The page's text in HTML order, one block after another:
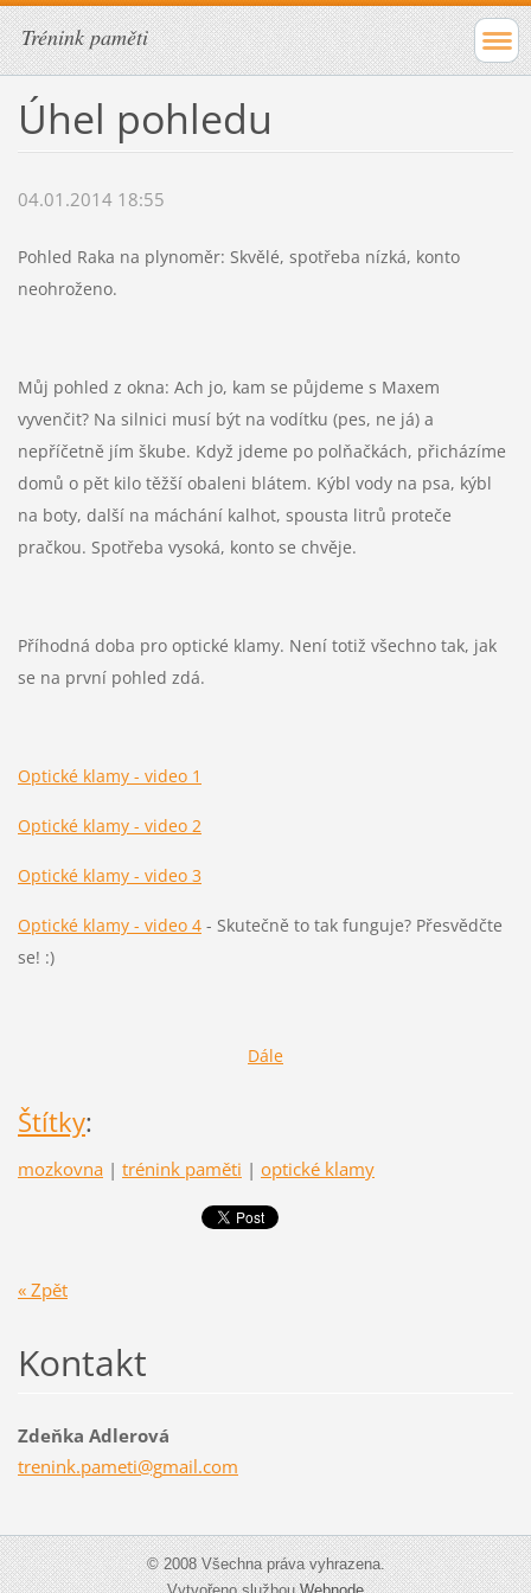
Trénink paměti
Úhel pohledu
04.01.2014 18:55
Pohled Raka na plynoměr: Skvělé, spotřeba nízká, konto
neohroženo.
Můj pohled z okna: Ach jo, kam se půjdeme s Maxem
vyvenčit? Na silnici musí být na vodítku (pes, ne já) a
nepříčetně jím škube. Když jdeme po polňačkách, přicházíme
domů o pět kilo těžší obaleni blátem. Kýbl vody na psa, kýbl
na boty, další na máchání kalhot, spousta litrů proteče
pračkou. Spotřeba vysoká, konto se chvěje.
Příhodná doba pro optické klamy. Není totiž všechno tak, jak
se na první pohled zdá.
Optické klamy - video 1
Optické klamy - video 2
Optické klamy - video 3
Optické klamy - video 4- Skutečně to tak funguje? Přesvědčte
se! :)
Dále
Štítky:
mozkovna | trénink paměti | optické klamy
« Zpět
Kontakt
Zdeňka Adlerová
trenink.pameti@gmail.com
© 2008 Všechna práva vyhrazena.